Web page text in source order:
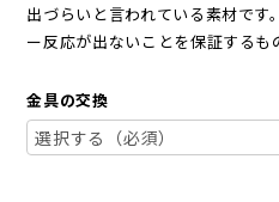
出づらいと言われている素材です
ー反応が出ないことを保証するも
金具の交換